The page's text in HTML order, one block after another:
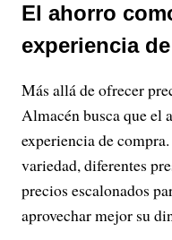
El ahorro
experiencia
Más allá de ofrecer
Almacén busca que el
experiencia de
variedad, diferentes
precios escalonados
aprovechar mejor su